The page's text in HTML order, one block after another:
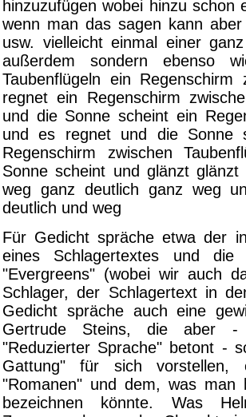
hinzuzufügen wobei hinzu
wenn man das sagen kann
usw. vielleicht einmal einer
außerdem sondern ebenso
Taubenflügeln ein
regnet ein Regenschirm
und die Sonne scheint ein
und es regnet und die Sonne
Regenschirm zwischen
Sonne scheint und glänzt
weg ganz deutlich ganz weg
deutlich und weg
Für Gedicht spräche etwa der
eines Schlagertextes und
"Evergreens" (wobei wir auch
Schlager, der Schlagertext in
Gedicht spräche auch eine
Gertrude Steins, die aber -
"Reduzierter Sprache" betont -
Gattung" für sich vorstellen,
"Romanen" und dem, was man
bezeichnen könnte. Was